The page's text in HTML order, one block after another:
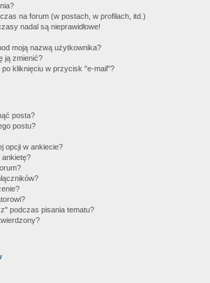
na forum (w postach, w profilach, itd.)
nadal są nieprawidłowe!
moją nazwą użytkownika?
ją zmienić?
kliknięciu w przycisk "e-mail"?
posta?
postu?
opcji w ankiecie?
ankietę?
podczas pisania tematu?